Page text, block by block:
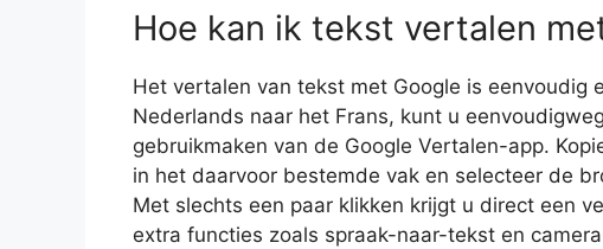
Hoe kan ik tekst vertalen
Het vertalen van tekst met Google is eenvoudig
Nederlands naar het Frans, kunt u
gebruikmaken van de Google Vertalen-app.
in het daarvoor bestemde vak en selecteer de
Met slechts een paar klikken krijgt u direct een
extra functies zoals spraak-naar-tekst en